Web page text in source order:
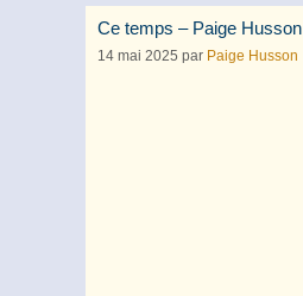
Ce temps – Paige Husson
14 mai 2025 par Paige Husson